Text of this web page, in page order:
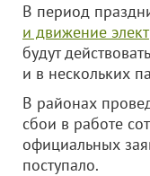
В период
и движение
будут
и в нескольких
В районах
сбои в работе
официальных
поступало.